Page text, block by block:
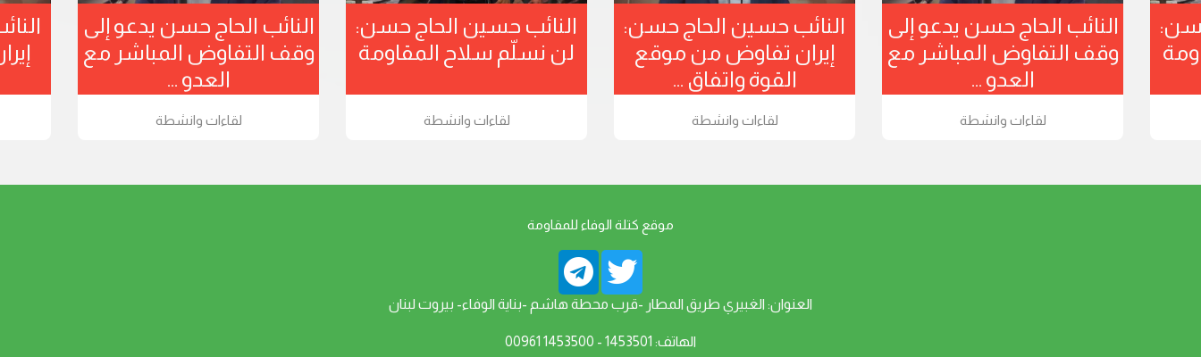
النائب الحاج حسن يدعو إلى
وقف التفاوض المباشر مع
العدو ...
لقاءات وانشطة
النائب حسين الحاج حسن:
لن نسلّم سلاح المقاومة
لقاءات وانشطة
النائب حسين الحاج حسن:
إيران تفاوض من موقع
القوة واتفاق ...
لقاءات وانشطة
النائب الحاج حسن يدعو إلى
وقف التفاوض المباشر مع
العدو ...
لقاءات وانشطة
موقع كتلة الوفاء للمقاومة
العنوان: الغبيري طريق المطار -قرب محطة هاشم -بناية الوفاء- بيروت لبنان
الهاتف: 1453501 - 1453500 00961